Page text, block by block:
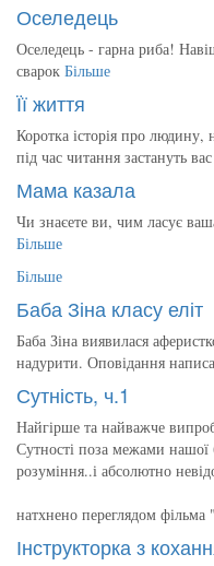
Оселедець
Оселедець - гарна риба!
сварок Більше
Її життя
Коротка історія про людину,
під час читання застануть
Мама казала
Чи знаєете ви, чим ласує
Більше
Більше
Баба Зіна класу еліт
Баба Зіна виявилася
надурити. Оповідання
Сутність, ч.1
Найгірше та найважче
Сутності поза межами нашої
розуміння..і абсолютно
натхнено переглядом
Інструкторка з